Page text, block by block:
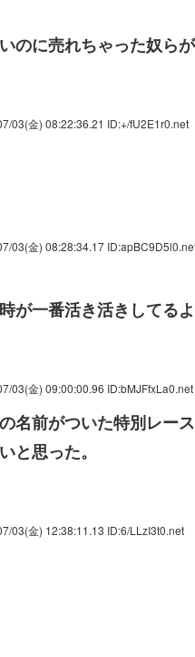
のに売れちゃった奴ら
03(金) 08:22:36.21 ID:+/fU2E1r0.net
03(金) 08:28:34.17
が一番活き活きしてる
03(金) 09:00:00.96 ID:bMJFfxLa0.net
名前がついた特別レー
と思った。
03(金) 12:38:11.13 ID:6/LLzI3t0.net